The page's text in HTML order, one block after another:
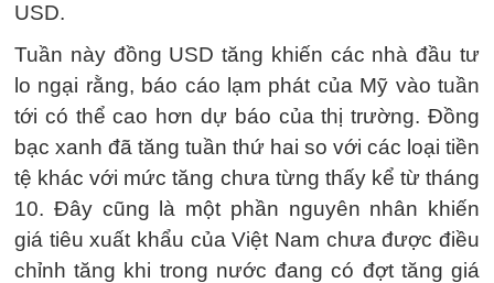
USD.
Tuần này đồng USD tăng khiến các nhà đầu tư
lo ngại rằng, báo cáo lạm phát của Mỹ vào tuần
tới có thể cao hơn dự báo của thị trường. Đồng
bạc xanh đã tăng tuần thứ hai so với các loại tiền
tệ khác với mức tăng chưa từng thấy kể từ tháng
10. Đây cũng là một phần nguyên nhân khiến
giá tiêu xuất khẩu của Việt Nam chưa được điều
chỉnh tăng khi trong nước đang có đợt tăng giá